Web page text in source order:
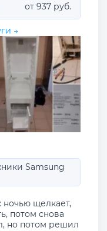
от 937 руб.
→
Samsung
щелкает,
потом снова
но потом решил